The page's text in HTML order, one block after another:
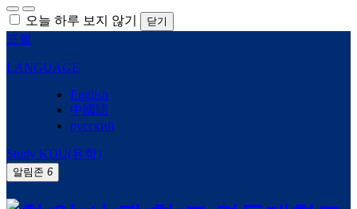
오늘 하루 보지 않기 닫기
포털
LANGUAGE
English
中國語
русский
Study KDU(유학)
알림존 6